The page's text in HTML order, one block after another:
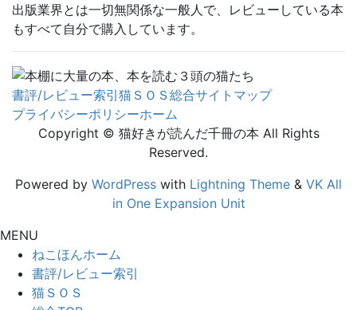
出版業界とは一切無関係な一般人で、レビューしている本
もすべて自分で購入しています。
書評/レビュー索引猫ＳＯＳ総合サイトマップ
プライバシーポリシーホーム
Copyright © 猫好きが読んだ千冊の本 All Rights
Reserved.
Powered by WordPress with Lightning Theme & VK All
in One Expansion Unit
MENU
ねこほんホーム
書評/レビュー索引
猫ＳＯＳ